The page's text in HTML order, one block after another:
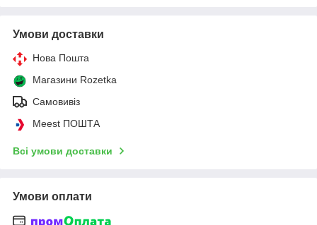
Умови доставки
Нова Пошта
Магазини Rozetka
Самовивіз
Meest ПОШТА
Всі умови доставки
Умови оплати